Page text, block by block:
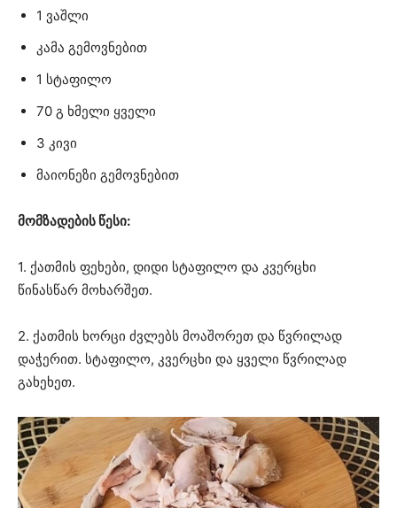
1 ვაშლი
კამა გემოვნებით
1 სტაფილო
70 გ ხმელი ყველი
3 კივი
მაიონეზი გემოვნებით
მომზადების წესი:
1. ქათმის ფეხები, დიდი სტაფილო და კვერცხი
წინასწარ მოხარშეთ.
2. ქათმის ხორცი ძვლებს მოაშორეთ და წვრილად
დაჭერით. სტაფილო, კვერცხი და ყველი წვრილად
გახეხეთ.